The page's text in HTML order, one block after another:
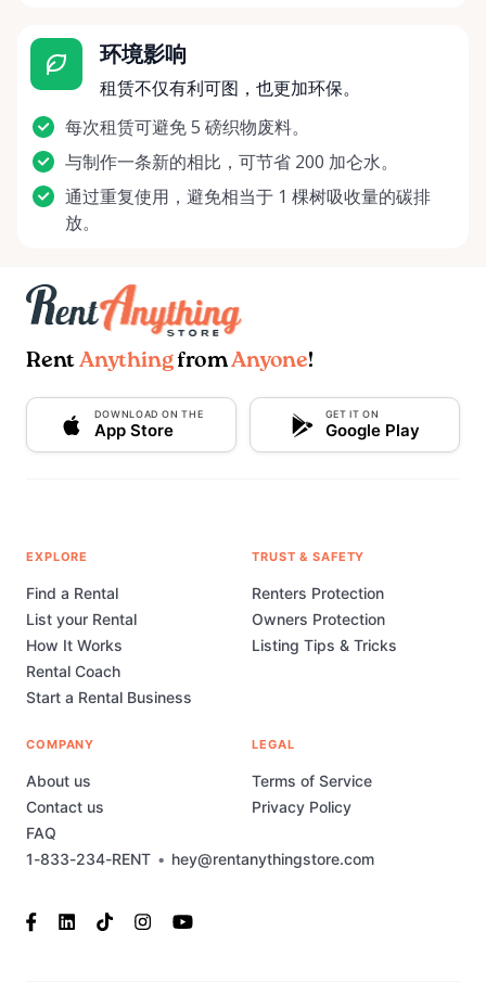
环境影响
租赁不仅有利可图，也更加环保。
每次租赁可避免 5 磅织物废料。
与制作一条新的相比，可节省 200 加仑水。
通过重复使用，避免相当于 1 棵树吸收量的碳排
放。
Rent AnythingfromAnyone!
DOWNLOAD ON THE
App Store
GET IT ON
Google Play
1-833-234-RENT • hey@rentanythingstore.com
EXPLORE
Find a Rental
List your Rental
How It Works
Rental Coach
Start a Rental Business
TRUST & SAFETY
Renters Protection
Owners Protection
Listing Tips & Tricks
COMPANY
About us
Contact us
FAQ
LEGAL
Terms of Service
Privacy Policy